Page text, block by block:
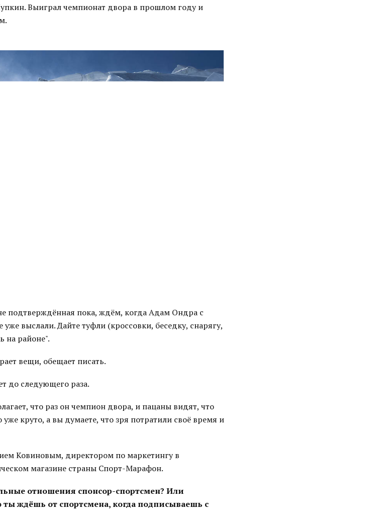
Выиграл чемпионат двора в прошлом году и
подтверждённая пока, ждём, когда Адам Ондра с
выслали. Дайте туфли (кроссовки, беседку, снарягу,
на районе".
вещи, обещает писать.
до следующего раза.
что раз он чемпион двора, и пацаны видят, что
круто, а вы думаете, что зря потратили своё время и
Ковиновым, директором по маркетингу в
магазине страны Спорт-Марафон.
отношения спонсор-спортсмен? Или
ты ждёшь от спортсмена, когда подписываешь с